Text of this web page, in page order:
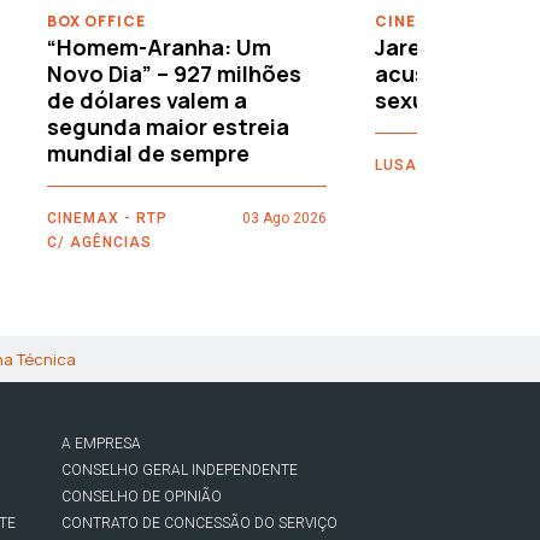
BOX OFFICE
“Homem-Aranha: Um
Novo Dia” – 927 milhões
de dólares valem a
segunda maior estreia
mundial de sempre
CINEMAX - RTP
C/ AGÊNCIAS
03 Ago 2026
CINEMA
Jared Leto
acusações de
sexuais
LUSA
Técnica
A EMPRESA
CONSELHO GERAL INDEPENDENTE
CONSELHO DE OPINIÃO
CONTRATO DE CONCESSÃO DO SERVIÇO